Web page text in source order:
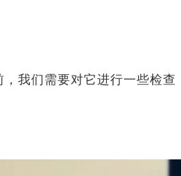
我们需要对它进行一些检查